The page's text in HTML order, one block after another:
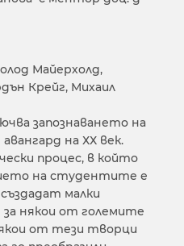
Майерхолд,
Крейг, Михаил
запознаването на
на ХХ век.
процес, в който
на студентите е
малки
някои от големите
от тези творци